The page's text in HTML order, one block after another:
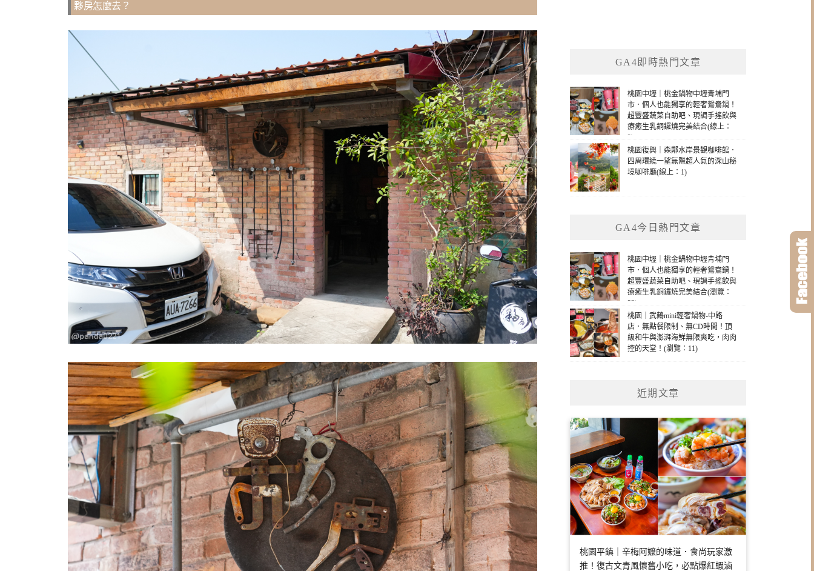
夥房怎麼去？
GA4即時熱門文章
桃園中壢｜桃金鍋物中壢青埔門
市．個人也能獨享的輕奢鴛鴦鍋！
超豐盛蔬菜自助吧、現調手搖飲與
療癒生乳銅鑼燒完美結合(線上：
2)
桃園復興｜森鄰水岸景觀咖啡館．
四周環繞一望無際超人氣的深山秘
境咖啡廳(線上：1)
GA4今日熱門文章
桃園中壢｜桃金鍋物中壢青埔門
市．個人也能獨享的輕奢鴛鴦鍋！
超豐盛蔬菜自助吧、現調手搖飲與
療癒生乳銅鑼燒完美結合(瀏覽：
32)
桃園｜武鶴mini輕奢鍋物-中路
店．無點餐限制、無CD時間！頂
級和牛與澎湃海鮮無限爽吃，肉肉
控的天堂！(瀏覽：11)
近期文章
桃園平鎮｜辛梅阿嬤的味道．食尚玩家激
推！復古文青風懷舊小吃，必點爆紅蝦滷